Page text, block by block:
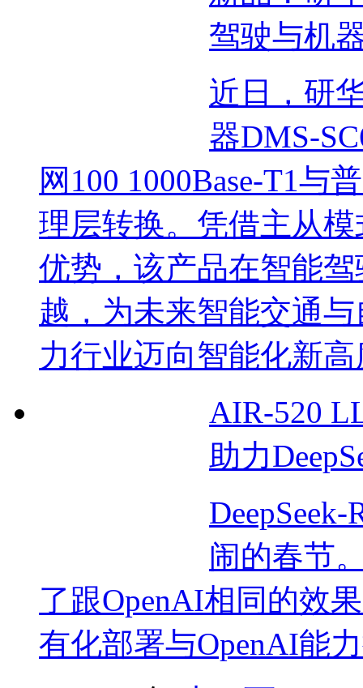
驾驶与机
近日，研
器DMS-
网100 1000Base-T1与
理层转换。凭借主从
优势，该产品在智能
越，为未来智能交通
力行业迈向智能化新高
AIR-520
助力
闹的春节
了跟OpenAI相同的效
有化部署与OpenAI能